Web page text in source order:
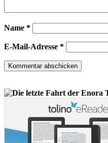
Name *
E-Mail-Adresse *